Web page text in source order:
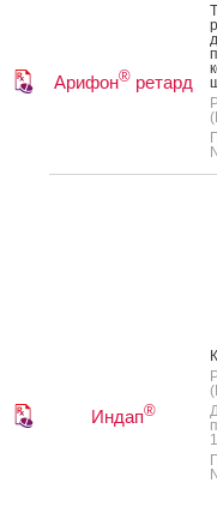
Арифон® ретард
Индап®